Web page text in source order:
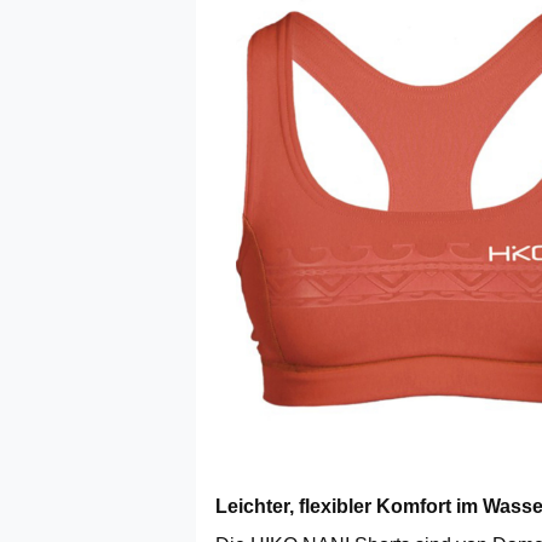
Leichter, flexibler Komfort im